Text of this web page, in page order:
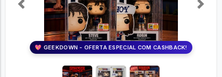
💖 GEEKDOWN - OFERTA ESPECIAL COM CASHBACK!
Previous Next